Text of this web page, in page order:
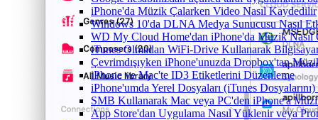
iPhone'da Müzik Çalarken Video Nasıl Kaydedilir
Windows 10'da DLNA Medya Sunucusu Nasıl
WD My Cloud Home'dan iPhone'da Müzik Nasıl
iTunes Olmadan WiFi-Drive Kullanarak
Çevrimdışıyken iPhone'unuzda Dropbox'tan
iPhone ve Mac'te ID3 Etiketlerini Düzenleme
iPhone'umda Yerel Dosyaları (iTunes Dosyalarını)
SMB Kullanarak Mac veya PC'den iPhone'a
App Store'dan Uygulama Nasıl Yüklenir veya